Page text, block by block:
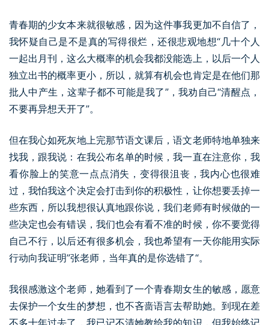
青春期的少女本来就很敏感，因为这件事我更加不自信了，
我怀疑自己是不是真的写得很烂，还很悲观地想“几十个人
一起出月刊，这么大概率的机会我都没能选上，以后一个人
独立出书的概率更小，所以，就算有机会也肯定是在他们那
批人中产生，这辈子都不可能是我了”，我劝自己“清醒点，
不要再异想天开了”。
但在我心如死灰地上完那节语文课后，语文老师特地单独来
找我，跟我说：在我公布名单的时候，我一直在注意你，我
看你脸上的笑意一点点消失，变得很沮丧，我内心也很难
过，我怕我这个决定会打击到你的积极性，让你想要丢掉一
些东西，所以我想很认真地跟你说，我们老师有时候做的一
些决定也会有错误，我们也会有看不准的时候，你不要觉得
自己不行，以后还有很多机会，我也希望有一天你能用实际
行动向我证明”张老师，当年真的是你选错了“。
我很感激这个老师，她看到了一个青春期女生的敏感，愿意
去保护一个女生的梦想，也不吝啬语言去帮助她。到现在差
不多十年过去了，我已记不清她教给我的知识，但我始终记